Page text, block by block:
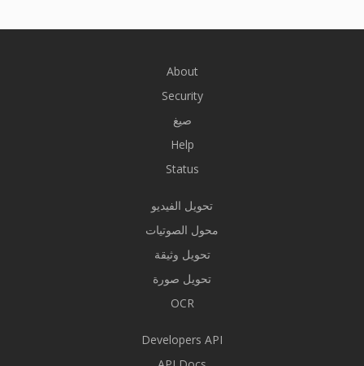
About
Security
صيغ
Help
Status
تحويل الفيديو
محول الصوتيات
تحويل وثيقة
تحويل صورة
OCR
Developers API